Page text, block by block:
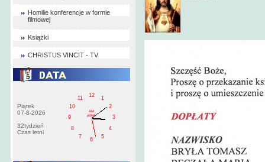
Homilie konferencje w formie
filmowej
Książki
CHRISTUS VINCIT - TV
Piątek
07-8-2026
32tydzień
Czas letni
1
2
3
4
5
6
7
8
9
10
11
12
AM
pištek